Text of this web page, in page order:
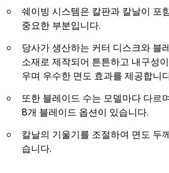
쉐이빙 시스템은 칼판과 칼날이 포
중요한 부분입니다.
당사가 생산하는 커터 디스크와 블
소재로 제작되어 튼튼하고 내구성
우며 우수한 면도 효과를 제공합니
또한 블레이드 수는 모델마다 다르
8개 블레이드 옵션이 있습니다.
칼날의 기울기를 조절하여 면도 두
습니다.